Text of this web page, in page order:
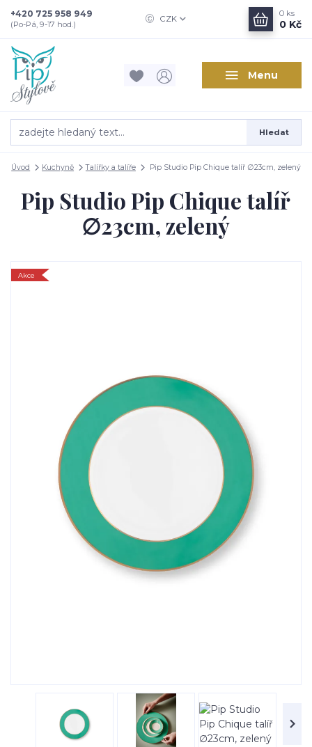
Menu
CZK
Hledat
+420 725 958 949
(Po-Pá, 9-17 hod.)
0 ks
0 Kč
Úvod Kuchyně Talířky a talíře Pip Studio Pip Chique talíř ∅23cm, zelený
Pip Studio Pip Chique talíř
∅23cm, zelený
Akce